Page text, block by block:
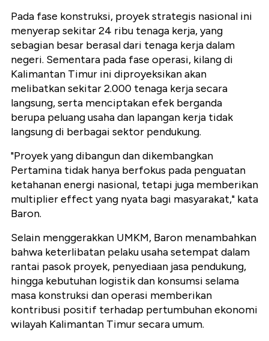
Pada fase konstruksi, proyek strategis nasional ini
menyerap sekitar 24 ribu tenaga kerja, yang
sebagian besar berasal dari tenaga kerja dalam
negeri. Sementara pada fase operasi, kilang di
Kalimantan Timur ini diproyeksikan akan
melibatkan sekitar 2.000 tenaga kerja secara
langsung, serta menciptakan efek berganda
berupa peluang usaha dan lapangan kerja tidak
langsung di berbagai sektor pendukung.
"Proyek yang dibangun dan dikembangkan
Pertamina tidak hanya berfokus pada penguatan
ketahanan energi nasional, tetapi juga memberikan
multiplier effect yang nyata bagi masyarakat," kata
Baron.
Selain menggerakkan UMKM, Baron menambahkan
bahwa keterlibatan pelaku usaha setempat dalam
rantai pasok proyek, penyediaan jasa pendukung,
hingga kebutuhan logistik dan konsumsi selama
masa konstruksi dan operasi memberikan
kontribusi positif terhadap pertumbuhan ekonomi
wilayah Kalimantan Timur secara umum.